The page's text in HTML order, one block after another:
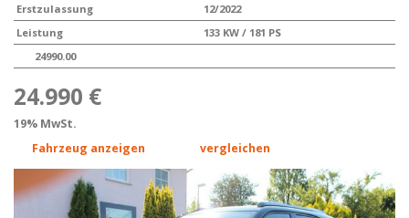
Erstzulassung
12/2022
Leistung
133 KW / 181 PS
24990.00
24.990 €
19% MwSt.
Fahrzeug anzeigen
vergleichen